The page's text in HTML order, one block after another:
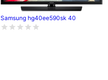
Samsung hg40ee590sk 40